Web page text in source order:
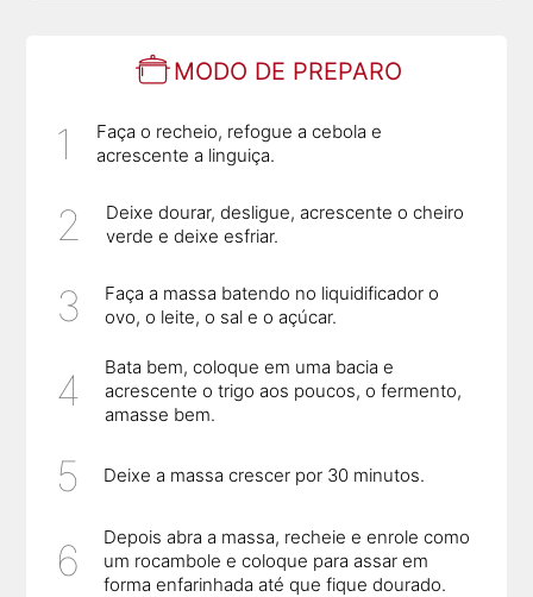
MODO DE PREPARO
Faça o recheio, refogue a cebola e
acrescente a linguiça.
Deixe dourar, desligue, acrescente o cheiro
verde e deixe esfriar.
Faça a massa batendo no liquidificador o
ovo, o leite, o sal e o açúcar.
Bata bem, coloque em uma bacia e
acrescente o trigo aos poucos, o fermento,
amasse bem.
Deixe a massa crescer por 30 minutos.
Depois abra a massa, recheie e enrole como
um rocambole e coloque para assar em
forma enfarinhada até que fique dourado.